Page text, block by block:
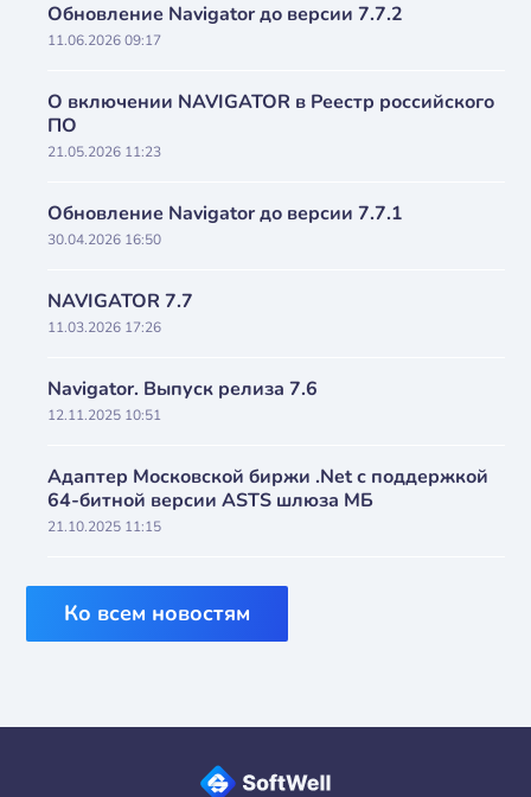
Обновление Navigator до версии 7.7.2
11.06.2026 09:17
О включении NAVIGATOR в Реестр российского
ПО
21.05.2026 11:23
Обновление Navigator до версии 7.7.1
30.04.2026 16:50
NAVIGATOR 7.7
11.03.2026 17:26
Navigator. Выпуск релиза 7.6
12.11.2025 10:51
Адаптер Московской биржи .Net с поддержкой
64-битной версии ASTS шлюза МБ
21.10.2025 11:15
Ко всем новостям